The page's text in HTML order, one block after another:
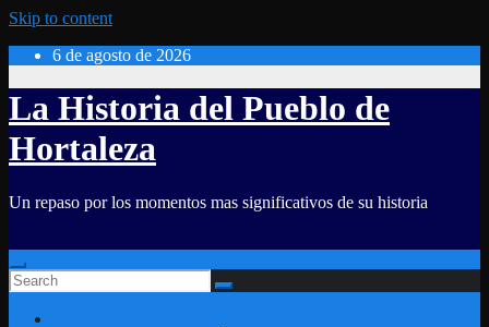
Skip to content
6 de agosto de 2026
La Historia del Pueblo de
Hortaleza
Un repaso por los momentos mas significativos de su historia